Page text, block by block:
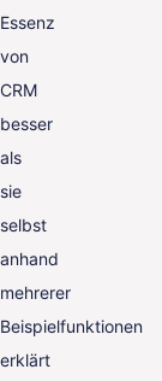
Essenz
von
CRM
besser
als
sie
selbst
anhand
mehrerer
Beispielfunktionen
erklärt